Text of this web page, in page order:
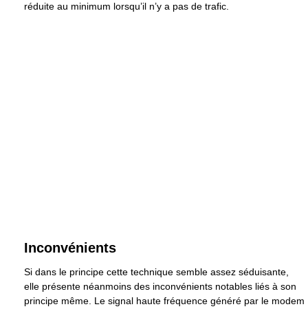
réduite au minimum lorsqu’il n’y a pas de trafic.
Inconvénients
Si dans le principe cette technique semble assez séduisante,
elle présente néanmoins des inconvénients notables liés à son
principe même. Le signal haute fréquence généré par le modem